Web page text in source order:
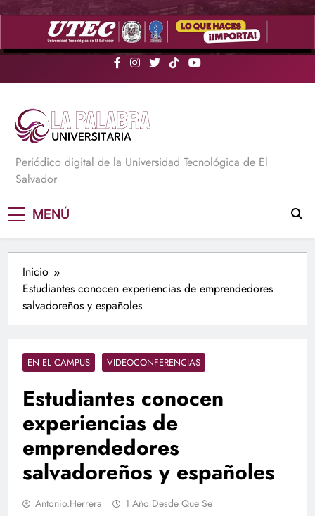
Saltar
La Palabra Universitaria
Periódico digital de la Universidad Tecnológica de El
Salvador
MENÚ
Inicio
Estudiantes conocen experiencias de emprendedores
salvadoreños y españoles
EN EL CAMPUS VIDEOCONFERENCIAS
Estudiantes conocen
experiencias de
emprendedores
salvadoreños y españoles
Antonio.herrera
1 Año Desde Que Se